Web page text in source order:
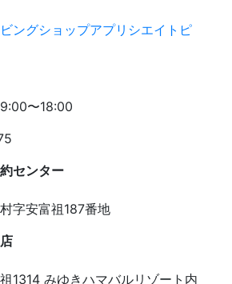
9:00〜18:00
センター
字安富祖187番地
1314 みゆきハマバルリゾート内